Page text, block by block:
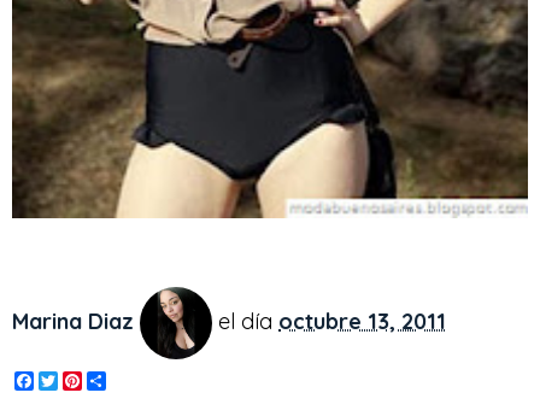
Marina Diaz el día octubre 13, 2011
F
a
T
w
P